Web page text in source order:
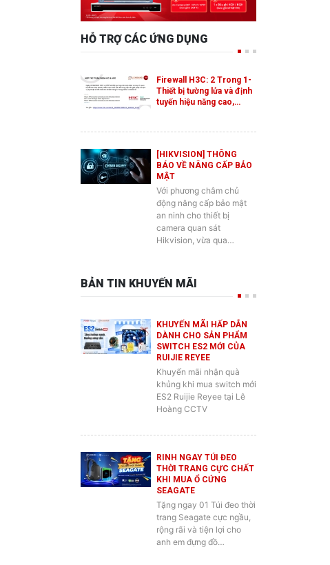
HỖ TRỢ CÁC ỨNG DỤNG
Firewall H3C: 2 Trong 1-
tuyến hiệu năng cao,…
[HIKVISION] THÔNG
MẬT
Với phương châm chủ
động nâng cấp bảo mật
an ninh cho thiết bị
camera quan sát
Hikvision, vừa qua…
KHUYẾN MÃI HẤP DẪN
SWITCH ES2 MỚI CỦA
RUIJIE REYEE
Khuyến mãi nhận quà
khủng khi mua switch mới
ES2 Ruijie Reyee tại Lê
Hoàng CCTV
RINH NGAY TÚI ĐEO
KHI MUA Ổ CỨNG
SEAGATE
Tặng ngay 01 Túi đeo thời
trang Seagate cực ngầu,
rộng rãi và tiện lợi cho
anh em đựng đồ…